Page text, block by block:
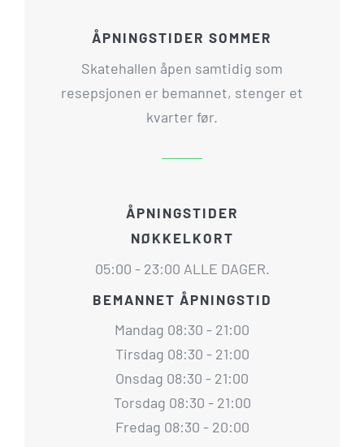
ÅPNINGSTIDER SOMMER
Skatehallen åpen samtidig som
resepsjonen er bemannet, stenger et
kvarter før.
ÅPNINGSTIDER
NØKKELKORT
05:00 - 23:00 ALLE DAGER.
BEMANNET ÅPNINGSTID
Mandag 08:30 - 21:00
Tirsdag 08:30 - 21:00
Onsdag 08:30 - 21:00
Torsdag 08:30 - 21:00
Fredag 08:30 - 20:00